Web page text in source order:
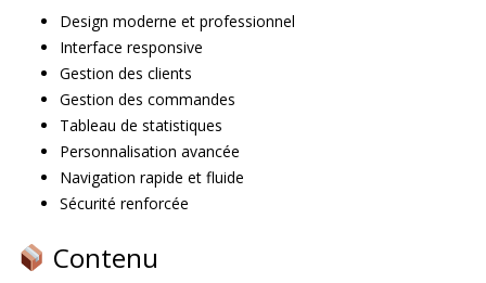
Design moderne et professionnel
Interface responsive
Gestion des clients
Gestion des commandes
Tableau de statistiques
Personnalisation avancée
Navigation rapide et fluide
Sécurité renforcée
Contenu